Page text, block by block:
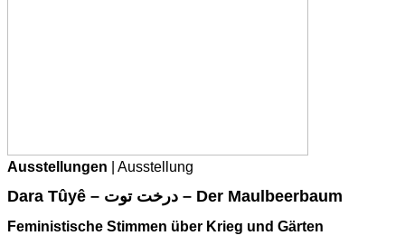
Ausstellungen | Ausstellung
Dara Tûyê – درخت توت – Der Maulbeerbaum
Feministische Stimmen über Krieg und Gärten